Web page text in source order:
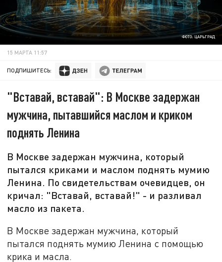
ФОТО: ЦАРЬГРАД
15 МАРТА 11:57
ПОДПИШИТЕСЬ:
"Вставай, вставай": В Москве задержан
мужчина, пытавшийся маслом и криком
поднять Ленина
В Москве задержан мужчина, который
пытался криками и маслом поднять мумию
Ленина. По свидетельствам очевидцев, он
кричал: "Вставай, вставай!" - и разливал
масло из пакета.
В Москве задержан мужчина, который
пытался поднять мумию Ленина с помощью
крика и масла.